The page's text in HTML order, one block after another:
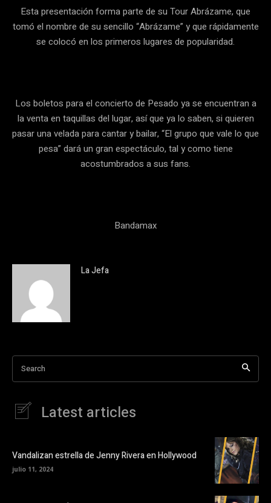
Esta presentación forma parte de su Tour Abrázame, que
tomó el nombre de su sencillo “Abrázame” y que rápidamente
se colocó en los primeros lugares de popularidad.
Los boletos para el concierto de Pesado ya se encuentran a
la venta en taquillas del lugar, así que ya lo saben, si quieren
pasar una velada para cantar y bailar, “El grupo que vale lo que
pesa” dará un gran espectáculo, tal y como tiene
acostumbrados a sus fans.
Bandamax
La Jefa
Search
Latest articles
Vandalizan estrella de Jenny Rivera en Hollywood
julio 11, 2024